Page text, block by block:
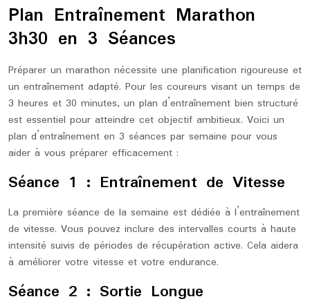
Plan Entraînement Marathon
3h30 en 3 Séances
Préparer un marathon nécessite une planification rigoureuse et
un entraînement adapté. Pour les coureurs visant un temps de
3 heures et 30 minutes, un plan d’entraînement bien structuré
est essentiel pour atteindre cet objectif ambitieux. Voici un
plan d’entraînement en 3 séances par semaine pour vous
aider à vous préparer efficacement :
Séance 1 : Entraînement de Vitesse
La première séance de la semaine est dédiée à l’entraînement
de vitesse. Vous pouvez inclure des intervalles courts à haute
intensité suivis de périodes de récupération active. Cela aidera
à améliorer votre vitesse et votre endurance.
Séance 2 : Sortie Longue